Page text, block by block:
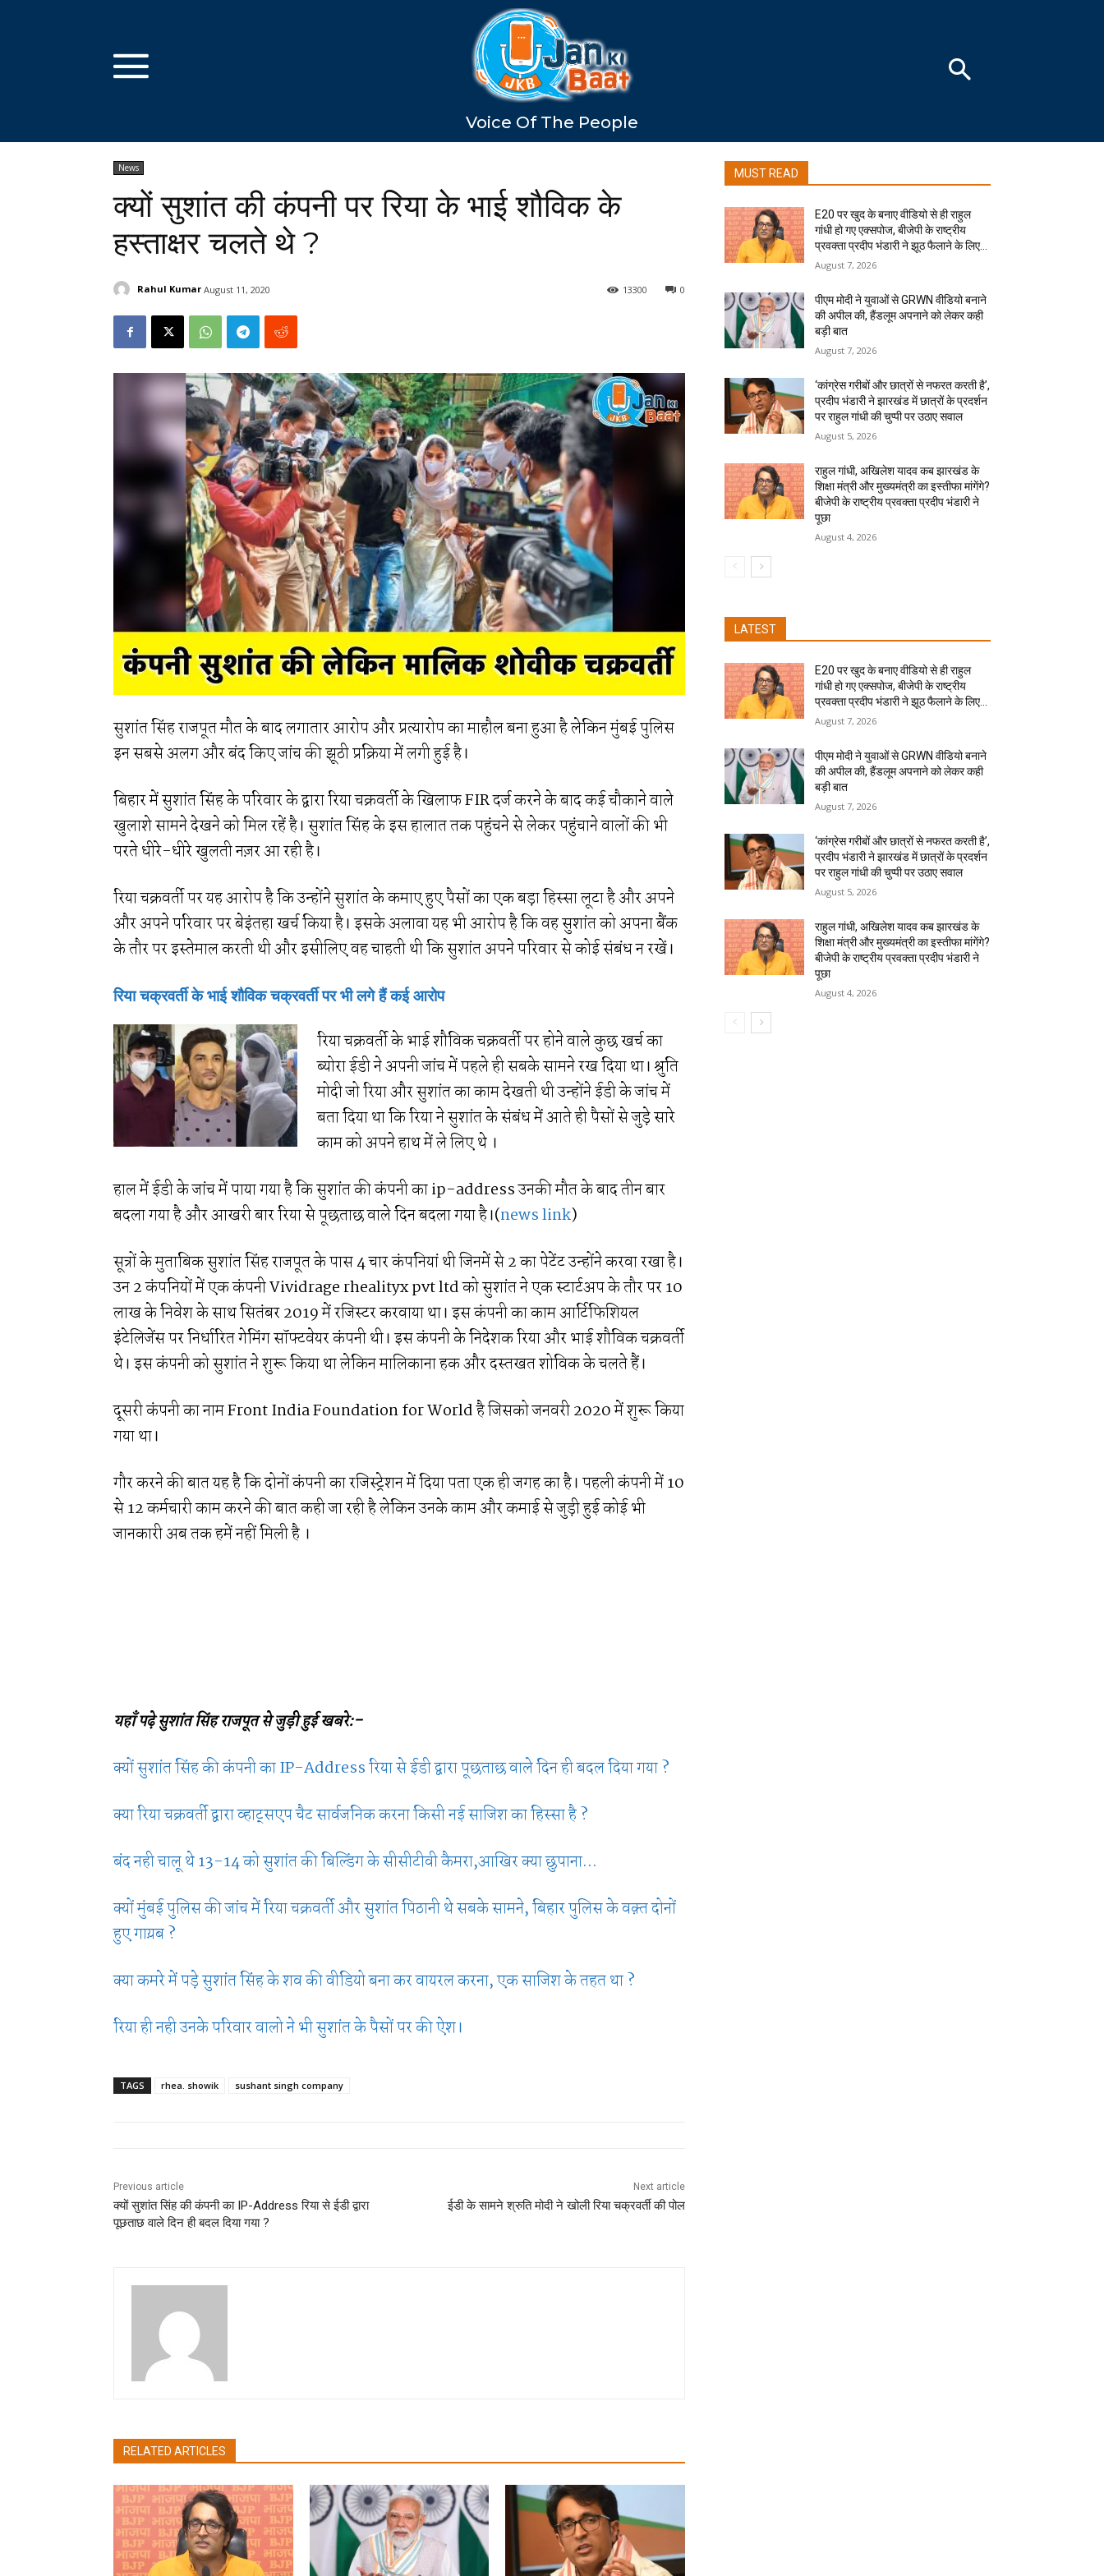
Voice Of The People
News
क्यों सुशांत की कंपनी पर रिया के भाई शौविक के
हस्ताक्षर चलते थे ?
Rahul Kumar August 11, 2020 0
13300
सुशांत सिंह राजपूत मौत के बाद लगातार आरोप और प्रत्यारोप का माहौल बना हुआ है लेकिन मुंबई पुलिस
इन सबसे अलग और बंद किए जांच की झूठी प्रक्रिया में लगी हुई है।
बिहार में सुशांत सिंह के परिवार के द्वारा रिया चक्रवर्ती के खिलाफ FIR दर्ज करने के बाद कई चौकाने वाले
खुलाशे सामने देखने को मिल रहें है। सुशांत सिंह के इस हालात तक पहुंचने से लेकर पहुंचाने वालों की भी
परते धीरे-धीरे खुलती नज़र आ रही है।
रिया चक्रवर्ती पर यह आरोप है कि उन्होंने सुशांत के कमाए हुए पैसों का एक बड़ा हिस्सा लूटा है और अपने
और अपने परिवार पर बेइंतहा खर्च किया है। इसके अलावा यह भी आरोप है कि वह सुशांत को अपना बैंक
के तौर पर इस्तेमाल करती थी और इसीलिए वह चाहती थी कि सुशांत अपने परिवार से कोई संबंध न रखें।
रिया चक्रवर्ती के भाई शौविक चक्रवर्ती पर भी लगे हैं कई आरोप
रिया चक्रवर्ती के भाई शौविक चक्रवर्ती पर होने वाले कुछ खर्च का
ब्योरा ईडी ने अपनी जांच में पहले ही सबके सामने रख दिया था। श्रुति
मोदी जो रिया और सुशांत का काम देखती थी उन्होंने ईडी के जांच में
बता दिया था कि रिया ने सुशांत के संबंध में आते ही पैसों से जुड़े सारे
काम को अपने हाथ में ले लिए थे ।
हाल में ईडी के जांच में पाया गया है कि सुशांत की कंपनी का ip-address उनकी मौत के बाद तीन बार
बदला गया है और आखरी बार रिया से पूछताछ वाले दिन बदला गया है।(news link)
सूत्रों के मुताबिक सुशांत सिंह राजपूत के पास 4 चार कंपनियां थी जिनमें से 2 का पेटेंट उन्होंने करवा रखा है।
उन 2 कंपनियों में एक कंपनी Vividrage rhealityx pvt ltd को सुशांत ने एक स्टार्टअप के तौर पर 10
लाख के निवेश के साथ सितंबर 2019 में रजिस्टर करवाया था। इस कंपनी का काम आर्टिफिशियल
इंटेलिजेंस पर निर्धारित गेमिंग सॉफ्टवेयर कंपनी थी। इस कंपनी के निदेशक रिया और भाई शौविक चक्रवर्ती
थे। इस कंपनी को सुशांत ने शुरू किया था लेकिन मालिकाना हक और दस्तखत शोविक के चलते हैं।
दूसरी कंपनी का नाम Front India Foundation for World है जिसको जनवरी 2020 में शुरू किया
गया था।
गौर करने की बात यह है कि दोनों कंपनी का रजिस्ट्रेशन में दिया पता एक ही जगह का है। पहली कंपनी में 10
से 12 कर्मचारी काम करने की बात कही जा रही है लेकिन उनके काम और कमाई से जुड़ी हुई कोई भी
जानकारी अब तक हमें नहीं मिली है ।
यहाँ पढ़े सुशांत सिंह राजपूत से जुड़ी हुई खबरे:-
क्यों सुशांत सिंह की कंपनी का IP-Address रिया से ईडी द्वारा पूछताछ वाले दिन ही बदल दिया गया ?
क्या रिया चक्रवर्ती द्वारा व्हाट्सएप चैट सार्वजनिक करना किसी नई साजिश का हिस्सा है ?
बंद नही चालू थे 13-14 को सुशांत की बिल्डिंग के सीसीटीवी कैमरा,आखिर क्या छुपाना…
क्यों मुंबई पुलिस की जांच में रिया चक्रवर्ती और सुशांत पिठानी थे सबके सामने, बिहार पुलिस के वक़्त दोनों
हुए गाय़ब ?
क्या कमरे में पड़े सुशांत सिंह के शव की वीडियो बना कर वायरल करना, एक साजिश के तहत था ?
रिया ही नही उनके परिवार वालो ने भी सुशांत के पैसों पर की ऐश।
TAGS rhea. showik sushant singh company
Previous article
क्यों सुशांत सिंह की कंपनी का IP-Address रिया से ईडी द्वारा
पूछताछ वाले दिन ही बदल दिया गया ?
Next article
ईडी के सामने श्रुति मोदी ने खोली रिया चक्रवर्ती की पोल
RELATED ARTICLES
MUST READ
E20 पर खुद के बनाए वीडियो से ही राहुल
गांधी हो गए एक्सपोज, बीजेपी के राष्ट्रीय
प्रवक्ता प्रदीप भंडारी ने झूठ फैलाने के लिए...
August 7, 2026
पीएम मोदी ने युवाओं से GRWN वीडियो बनाने
की अपील की, हैंडलूम अपनाने को लेकर कही
बड़ी बात
August 7, 2026
‘कांग्रेस गरीबों और छात्रों से नफरत करती है’,
प्रदीप भंडारी ने झारखंड में छात्रों के प्रदर्शन
पर राहुल गांधी की चुप्पी पर उठाए सवाल
August 5, 2026
राहुल गांधी, अखिलेश यादव कब झारखंड के
शिक्षा मंत्री और मुख्यमंत्री का इस्तीफा मांगेंगे?
बीजेपी के राष्ट्रीय प्रवक्ता प्रदीप भंडारी ने
पूछा
August 4, 2026
LATEST
E20 पर खुद के बनाए वीडियो से ही राहुल
गांधी हो गए एक्सपोज, बीजेपी के राष्ट्रीय
प्रवक्ता प्रदीप भंडारी ने झूठ फैलाने के लिए...
August 7, 2026
पीएम मोदी ने युवाओं से GRWN वीडियो बनाने
की अपील की, हैंडलूम अपनाने को लेकर कही
बड़ी बात
August 7, 2026
‘कांग्रेस गरीबों और छात्रों से नफरत करती है’,
प्रदीप भंडारी ने झारखंड में छात्रों के प्रदर्शन
पर राहुल गांधी की चुप्पी पर उठाए सवाल
August 5, 2026
राहुल गांधी, अखिलेश यादव कब झारखंड के
शिक्षा मंत्री और मुख्यमंत्री का इस्तीफा मांगेंगे?
बीजेपी के राष्ट्रीय प्रवक्ता प्रदीप भंडारी ने
पूछा
August 4, 2026